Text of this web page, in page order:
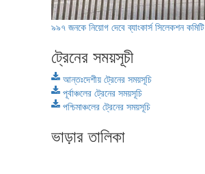
৯৯৭ জনকে নিয়োগ দেবে ব্যাংকার্স সিলেকশন কমিটি
ট্রেনের সময়সূচী
আন্তঃদেশীয় ট্রেনের সময়সূচি
পূর্বাঞ্চলের ট্রেনের সময়সূচি
পশ্চিমাঞ্চলের ট্রেনের সময়সূচি
ভাড়ার তালিকা